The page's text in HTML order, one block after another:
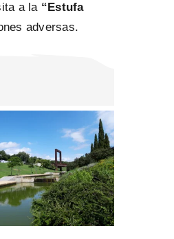
a la “Estufa
adversas.